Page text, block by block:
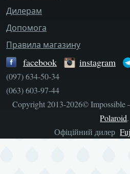
Дилерам
Допомога
Правила магазину
facebook instagram
(097) 634-50-34
(063) 603-97-44
Copyright 2013-2026©
Polaroid.
Офіційний дилер